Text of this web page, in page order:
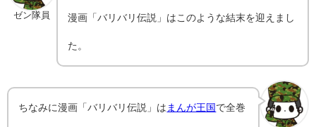
ゼン隊員 漫画「バリバリ伝説」はこのような結末を迎えまし
た。
ちなみに漫画「バリバリ伝説」は まんが王国 で全巻